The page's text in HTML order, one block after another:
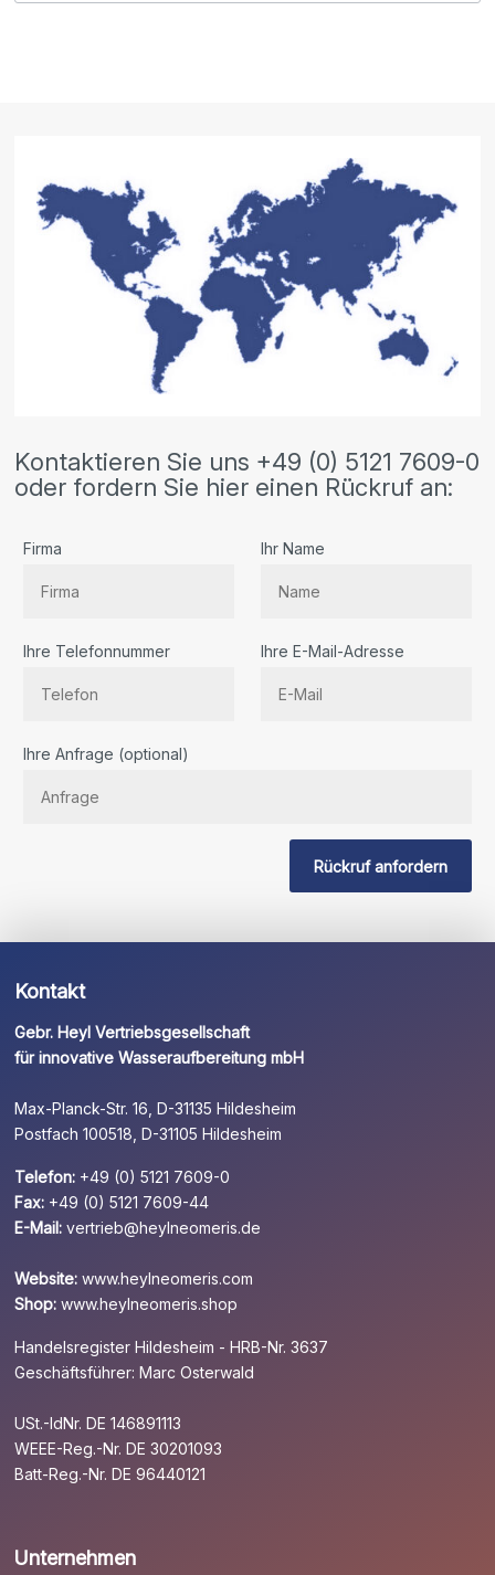
Kontaktieren Sie uns +49 (0) 5121 7609-0
oder fordern Sie hier einen Rückruf an:
Firma Ihr Name
Ihre Telefonnummer Ihre E-Mail-Adresse
Sie
Ihre Anfrage (optional)
Rückruf anfordern
Kontakt
Gebr. Heyl Vertriebsgesellschaft
für innovative Wasseraufbereitung mbH
Max-Planck-Str. 16, D-31135 Hildesheim
Postfach 100518, D-31105 Hildesheim
Telefon: +49 (0) 5121 7609-0
Fax: +49 (0) 5121 7609-44
E-Mail: vertrieb@heylneomeris.de
Website: www.heylneomeris.com
Shop: www.heylneomeris.shop
Handelsregister Hildesheim - HRB-Nr. 3637
Geschäftsführer: Marc Osterwald
USt.-IdNr. DE 146891113
WEEE-Reg.-Nr. DE 30201093
Batt-Reg.-Nr. DE 96440121
Unternehmen